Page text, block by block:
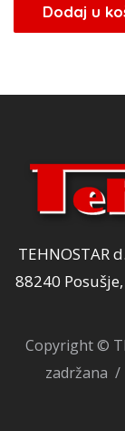
Dodaj u
TEHNOSTAR
88240
Copyright ©
zadržana /